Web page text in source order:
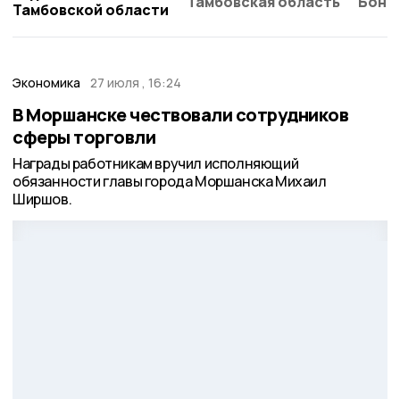
Тамбовской области
Экономика 27 июля , 16:24
В Моршанске чествовали сотрудников
сферы торговли
Награды работникам вручил исполняющий
обязанности главы города Моршанска Михаил
Ширшов.